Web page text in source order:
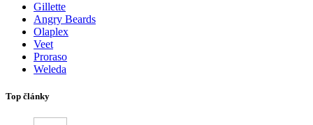
Gillette
Angry Beards
Olaplex
Veet
Proraso
Weleda
Top články